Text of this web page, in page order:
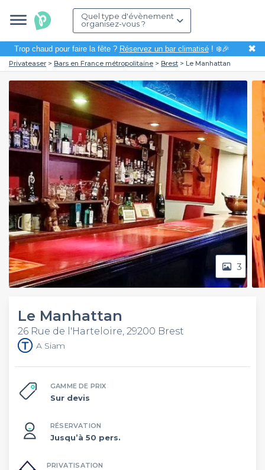
Quel type d'évènement
organisez-vous ?
Trop chaud pour faire la fête ? Réservez un bar climatisé! ❄️🎉 ✖
Privateaser Bars en France métropolitaine Brest Le Manhattan
3
Le Manhattan
26 Rue de l'Harteloire, 29200 Brest
A Siam
GAMME DE PRIX
Sur devis
RÉSERVATION
Jusqu’à 50 pers.
PRIVATISATION